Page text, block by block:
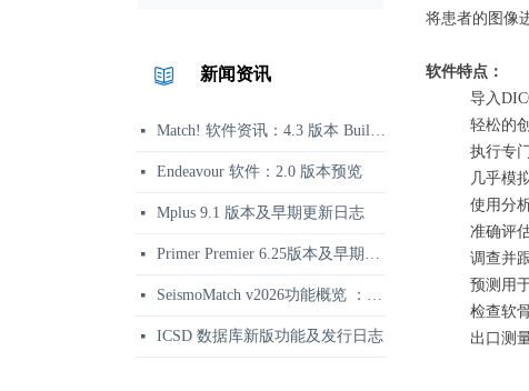
将患者的图像
软件特点：
导入
轻松的
执行专
几乎模
使用分
准确评
调查并
预测用
检查软
出口测
新闻资讯
넷 Match! 软件资讯：4.3 版本 Build 360 发布说明
넷 Endeavour 软件：2.0 版本预览
넷 Mplus 9.1 版本及早期更新日志
넷 Primer Premier 6.25版本及早期更新日志
넷 SeismoMatch v2026功能概览 ：地震动谱匹配与结构动力分析
넷 ICSD 数据库新版功能及发行日志